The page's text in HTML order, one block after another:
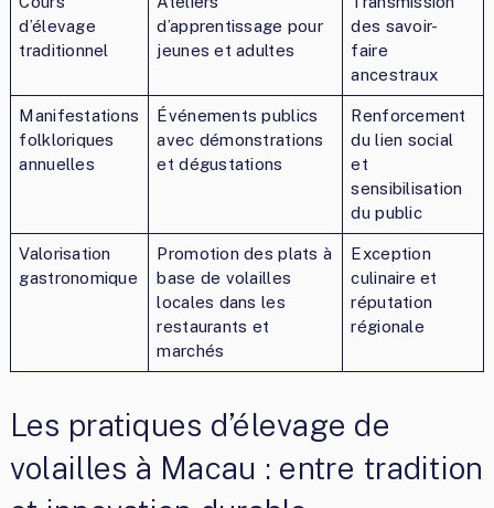
d’élevage
traditionnel
d’apprentissage pour
jeunes et adultes
des savoir-
faire
ancestraux
Manifestations
folkloriques
annuelles
Événements publics
avec démonstrations
et dégustations
Renforcement
du lien social
et
sensibilisation
du public
Valorisation
gastronomique
Promotion des plats à
base de volailles
locales dans les
restaurants et
marchés
Exception
culinaire et
réputation
régionale
Les pratiques d’élevage de
volailles à Macau : entre tradition